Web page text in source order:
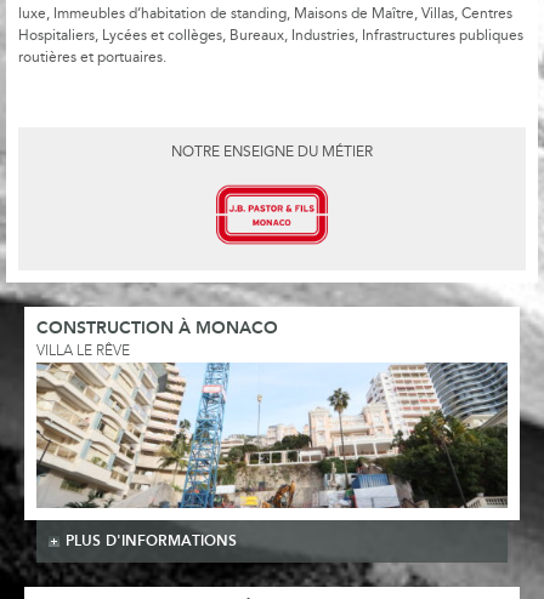
luxe, Immeubles d’habitation de standing, Maisons de Maître, Villas, Centres
Hospitaliers, Lycées et collèges, Bureaux, Industries, Infrastructures publiques
routières et portuaires.
NOTRE ENSEIGNE DU MÉTIER
CONSTRUCTION À MONACO
VILLA LE RÊVE
PLUS D'INFORMATIONS